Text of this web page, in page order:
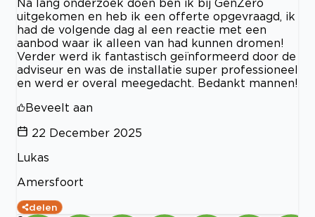
Na lang onderzoek doen ben ik bij GenZero
uitgekomen en heb ik een offerte opgevraagd, ik
had de volgende dag al een reactie met een
aanbod waar ik alleen van had kunnen dromen!
Verder werd ik fantastisch geïnformeerd door de
adviseur en was de installatie super professioneel
en werd er overal meegedacht. Bedankt mannen!
Beveelt aan
22 December 2025
Lukas
Amersfoort
delen